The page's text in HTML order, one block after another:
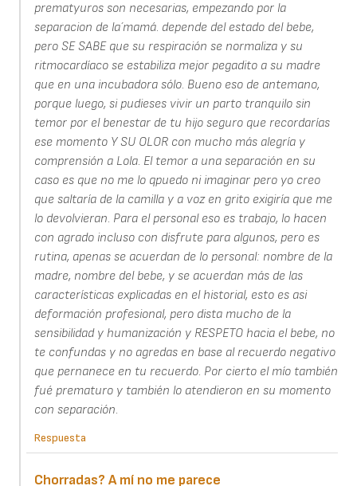
prematyuros son necesarias, empezando por la
separacion de la´mamá. depende del estado del bebe,
pero SE SABE que su respiración se normaliza y su
ritmocardíaco se estabiliza mejor pegadito a su madre
que en una incubadora sólo. Bueno eso de antemano,
porque luego, si pudieses vivir un parto tranquilo sin
temor por el benestar de tu hijo seguro que recordarías
ese momento Y SU OLOR con mucho más alegría y
comprensión a Lola. El temor a una separación en su
caso es que no me lo qpuedo ni imaginar pero yo creo
que saltaría de la camilla y a voz en grito exigiría que me
lo devolvieran. Para el personal eso es trabajo, lo hacen
con agrado incluso con disfrute para algunos, pero es
rutina, apenas se acuerdan de lo personal: nombre de la
madre, nombre del bebe, y se acuerdan más de las
características explicadas en el historial, esto es asi
deformación profesional, pero dista mucho de la
sensibilidad y humanización y RESPETO hacia el bebe, no
te confundas y no agredas en base al recuerdo negativo
que pernanece en tu recuerdo. Por cierto el mío también
fué prematuro y también lo atendieron en su momento
con separación.
Respuesta
Chorradas? A mí no me parece